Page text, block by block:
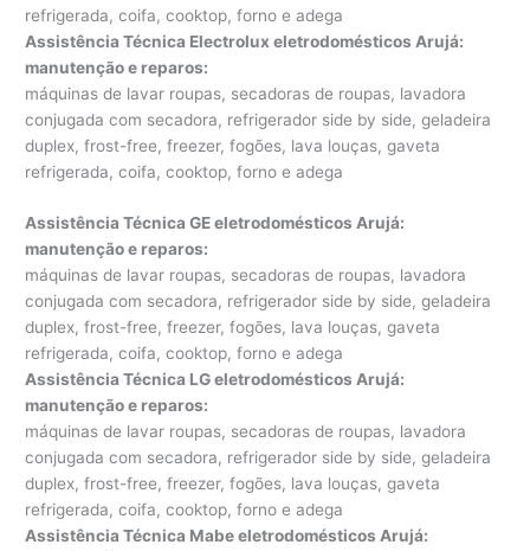
refrigerada, coifa, cooktop, forno e adega
Assistência Técnica Electrolux eletrodomésticos Arujá:
manutenção e reparos:
máquinas de lavar roupas, secadoras de roupas, lavadora
conjugada com secadora, refrigerador side by side, geladeira
duplex, frost-free, freezer, fogões, lava louças, gaveta
refrigerada, coifa, cooktop, forno e adega
Assistência Técnica GE eletrodomésticos Arujá:
manutenção e reparos:
máquinas de lavar roupas, secadoras de roupas, lavadora
conjugada com secadora, refrigerador side by side, geladeira
duplex, frost-free, freezer, fogões, lava louças, gaveta
refrigerada, coifa, cooktop, forno e adega
Assistência Técnica LG eletrodomésticos Arujá:
manutenção e reparos:
máquinas de lavar roupas, secadoras de roupas, lavadora
conjugada com secadora, refrigerador side by side, geladeira
duplex, frost-free, freezer, fogões, lava louças, gaveta
refrigerada, coifa, cooktop, forno e adega
Assistência Técnica Mabe eletrodomésticos Arujá: